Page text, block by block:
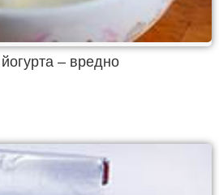
– вредно